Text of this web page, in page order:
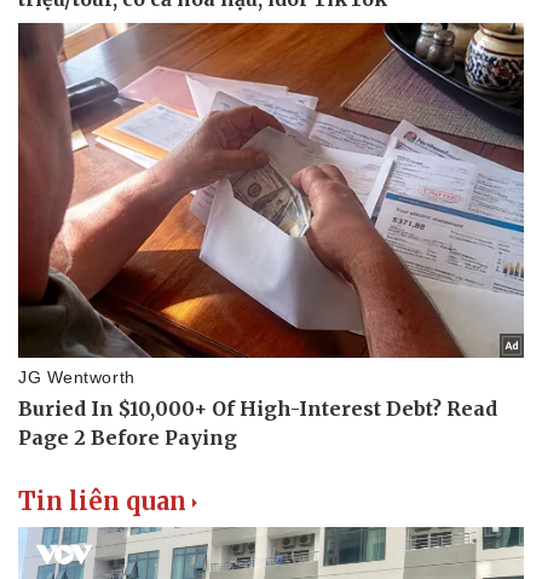
Sức khỏe
Dinh dưỡng - món ngon
Cây thuốc
Sản phụ khoa
Nhi khoa
Nam khoa
Làm đẹp - giảm cân
Phòng mạch online
Ăn sạch sống khỏe
Đời sống
Nhà đẹp
Tình yêu - Gia đình
Tin liên quan